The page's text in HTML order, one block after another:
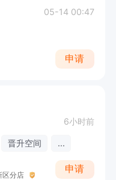
05-14 00:47
申请
6小时前
晋升空间 ...
区分店
申请